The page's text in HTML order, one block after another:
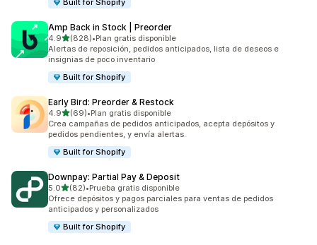
Built for Shopify
Amp Back in Stock | Preorder
4.9de 5 estrellas
(828)
828 reseñas en total
•Plan gratis disponible
Alertas de reposición, pedidos anticipados, lista de deseos e
insignias de poco inventario
Built for Shopify
Early Bird: Preorder & Restock
4.9de 5 estrellas
(69)
69 reseñas en total
•Plan gratis disponible
Crea campañas de pedidos anticipados, acepta depósitos y
pedidos pendientes, y envía alertas.
Built for Shopify
Downpay: Partial Pay & Deposit
5.0de 5 estrellas
(82)
82 reseñas en total
•Prueba gratis disponible
Ofrece depósitos y pagos parciales para ventas de pedidos
anticipados y personalizados
Built for Shopify